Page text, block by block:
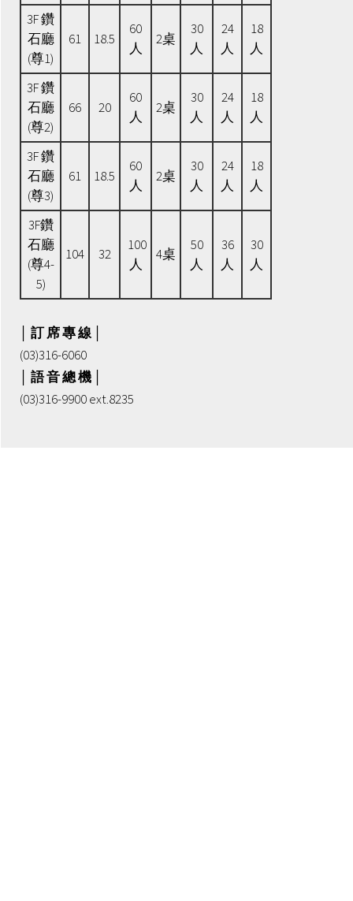
3F 鑽
石廳
(尊1)
61 18.5
60
人
2桌
30
人
24
人
18
人
3F 鑽
石廳
(尊2)
66 20
60
人
2桌
30
人
24
人
18
人
3F 鑽
石廳
(尊3)
61 18.5
60
人
2桌
30
人
24
人
18
人
3F鑽
石廳
(尊4-
5)
104 32
100
人
4桌
50
人
36
人
30
人
│ 訂 席 專 線 │
(03)316-6060
│ 語 音 總 機 │
(03)316-9900 ext.8235